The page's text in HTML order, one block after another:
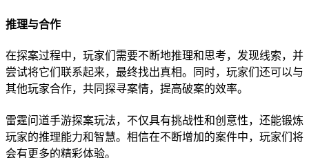
推理与合作
在探案过程中，玩家们需要不断地推理和思考，发现线索，并
尝试将它们联系起来，最终找出真相。同时，玩家们还可以与
其他玩家合作，共同探寻案情，提高破案的效率。
雷霆问道手游探案玩法，不仅具有挑战性和创意性，还能锻炼
玩家的推理能力和智慧。相信在不断增加的案件中，玩家们将
会有更多的精彩体验。